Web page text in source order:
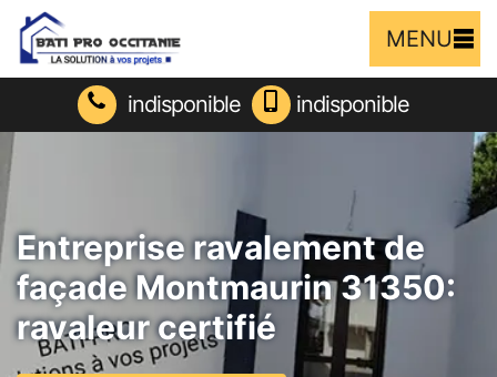
MENU
indisponible indisponible
Entreprise ravalement de
façade Montmaurin 31350:
ravaleur certifié